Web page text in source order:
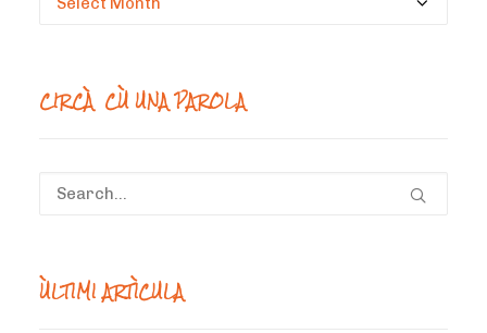
CIRCÀ CÙ UNA PAROLA
ÙLTIMI ARTÌCULA